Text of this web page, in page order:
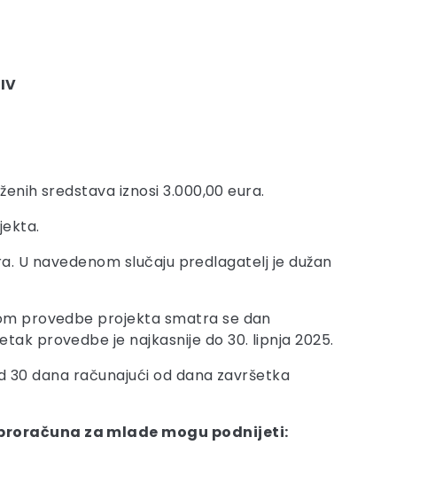
sredstava iznosi 3.000,00 eura.
U navedenom slučaju predlagatelj je dužan
provedbe projekta smatra se dan
provedbe je najkasnije do 30. lipnja 2025.
30 dana računajući od dana završetka
za mlade mogu podnijeti: